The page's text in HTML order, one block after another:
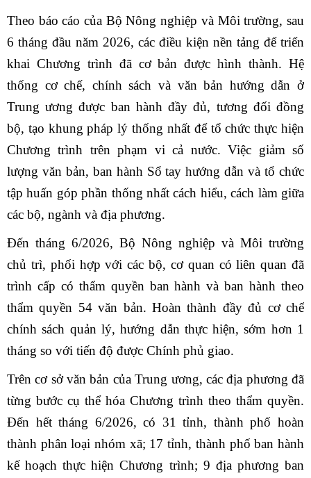
Theo báo cáo của Bộ Nông nghiệp và Môi trường, sau
6 tháng đầu năm 2026, các điều kiện nền tảng để triển
khai Chương trình đã cơ bản được hình thành. Hệ
thống cơ chế, chính sách và văn bản hướng dẫn ở
Trung ương được ban hành đầy đủ, tương đối đồng
bộ, tạo khung pháp lý thống nhất để tổ chức thực hiện
Chương trình trên phạm vi cả nước. Việc giảm số
lượng văn bản, ban hành Sổ tay hướng dẫn và tổ chức
tập huấn góp phần thống nhất cách hiểu, cách làm giữa
các bộ, ngành và địa phương.
Đến tháng 6/2026, Bộ Nông nghiệp và Môi trường
chủ trì, phối hợp với các bộ, cơ quan có liên quan đã
trình cấp có thẩm quyền ban hành và ban hành theo
thẩm quyền 54 văn bản. Hoàn thành đầy đủ cơ chế
chính sách quản lý, hướng dẫn thực hiện, sớm hơn 1
tháng so với tiến độ được Chính phủ giao.
Trên cơ sở văn bản của Trung ương, các địa phương đã
từng bước cụ thể hóa Chương trình theo thẩm quyền.
Đến hết tháng 6/2026, có 31 tỉnh, thành phố hoàn
thành phân loại nhóm xã; 17 tỉnh, thành phố ban hành
kế hoạch thực hiện Chương trình; 9 địa phương ban